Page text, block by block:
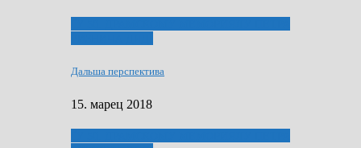
Дальша перспектива
15. марец 2018